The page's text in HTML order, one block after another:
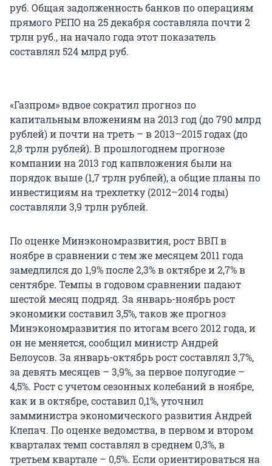
руб. Общая задолженность банков по операциям
прямого РЕПО на 25 декабря составляла почти 2
трлн руб., на начало года этот показатель
составлял 524 млрд руб.
«Газпром» вдвое сократил прогноз по
капитальным вложениям на 2013 год (до 790 млрд
рублей) и почти на треть – в 2013–2015 годах (до
2,8 трлн рублей). В прошлогоднем прогнозе
компании на 2013 год капвложения были на
порядок выше (1,7 трлн рублей), а общие планы по
инвестициям на трехлетку (2012–2014 годы)
составляли 3,9 трлн рублей.
По оценке Минэкономразвития, рост ВВП в
ноябре в сравнении с тем же месяцем 2011 года
замедлился до 1,9% после 2,3% в октябре и 2,7% в
сентябре. Темпы в годовом сравнении падают
шестой месяц подряд. За январь-ноябрь рост
экономики составил 3,5%, таков же прогноз
Минэкономразвития по итогам всего 2012 года, и
он не меняется, сообщил министр Андрей
Белоусов. За январь-октябрь рост составлял 3,7%,
за девять месяцев – 3,9%, за первое полугодие –
4,5%. Рост с учетом сезонных колебаний в ноябре,
как и в октябре, составил 0,1%, уточнил
замминистра экономического развития Андрей
Клепач. По оценке ведомства, в первом и втором
кварталах темп составлял в среднем 0,3%, в
третьем квартале – 0,5%. Если ориентироваться на